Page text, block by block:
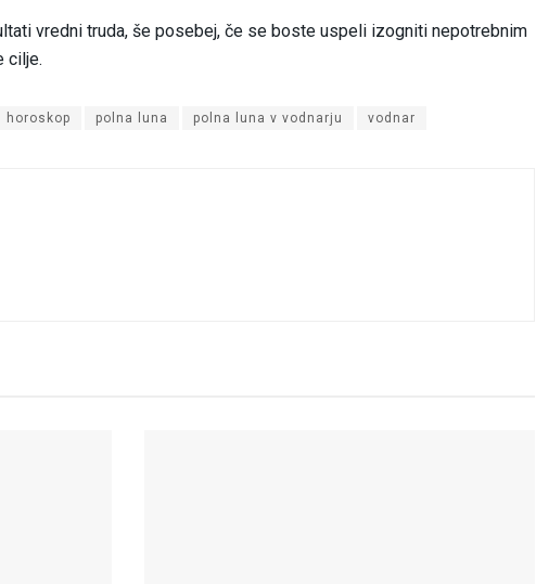
vredni truda, še posebej, če se boste uspeli izogniti nepotrebnim
cilje.
horoskop polna luna polna luna v vodnarju vodnar